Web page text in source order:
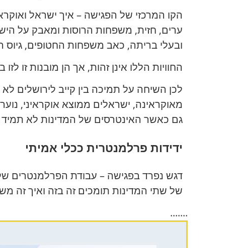
הקו המרכזי של הפגישה – איך ישראל
ובעלי בריתה, כאב משפחות החטופים,
החוויות הללו אינן זהות, אך הן מובנות זו
לכן השיחה על תמיכה בין קייב לירושלים
מאוקראינה, ישראלים ממוצא אוקראיני,
גם כאשר האינטרסים של המדינות לא
ידידות פרלמנטרית ככלי אמיתי
דגש נפרד בפגישה – עבודת הפרלמנטרים
של שתי המדינות תומכים זה בזה ואיך זה
.......